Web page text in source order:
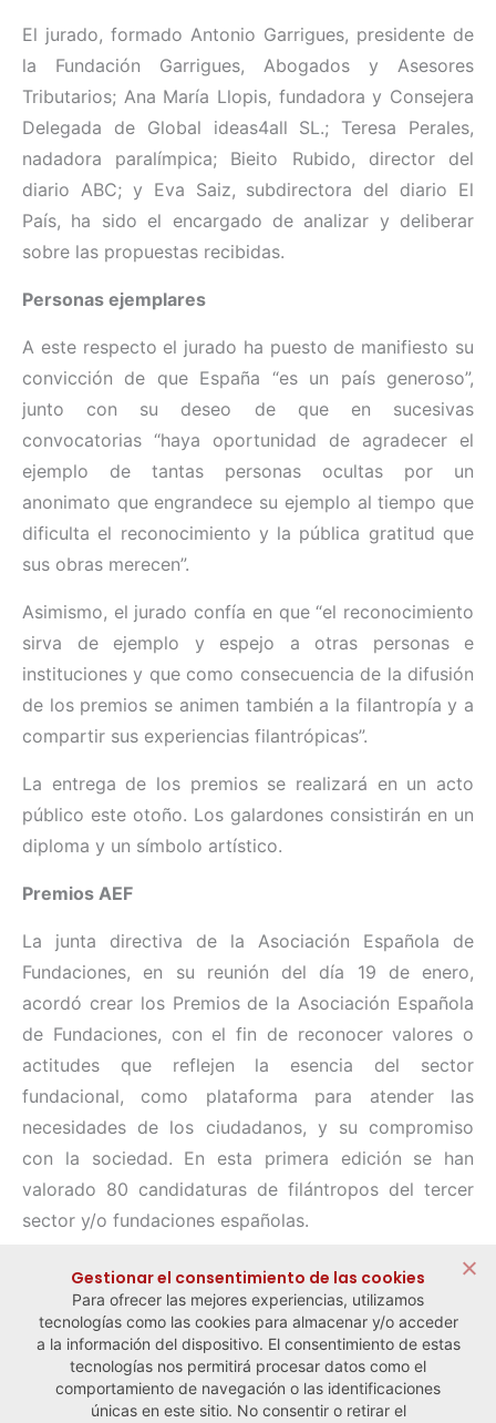
El jurado, formado Antonio Garrigues, presidente de
la Fundación Garrigues, Abogados y Asesores
Tributarios; Ana María Llopis, fundadora y Consejera
Delegada de Global ideas4all SL.; Teresa Perales,
nadadora paralímpica; Bieito Rubido, director del
diario ABC; y Eva Saiz, subdirectora del diario El
País, ha sido el encargado de analizar y deliberar
sobre las propuestas recibidas.
Personas ejemplares
A este respecto el jurado ha puesto de manifiesto su
convicción de que España “es un país generoso”,
junto con su deseo de que en sucesivas
convocatorias “haya oportunidad de agradecer el
ejemplo de tantas personas ocultas por un
anonimato que engrandece su ejemplo al tiempo que
dificulta el reconocimiento y la pública gratitud que
sus obras merecen”.
Asimismo, el jurado confía en que “el reconocimiento
sirva de ejemplo y espejo a otras personas e
instituciones y que como consecuencia de la difusión
de los premios se animen también a la filantropía y a
compartir sus experiencias filantrópicas”.
La entrega de los premios se realizará en un acto
público este otoño. Los galardones consistirán en un
diploma y un símbolo artístico.
Premios AEF
La junta directiva de la Asociación Española de
Fundaciones, en su reunión del día 19 de enero,
acordó crear los Premios de la Asociación Española
de Fundaciones, con el fin de reconocer valores o
actitudes que reflejen la esencia del sector
fundacional, como plataforma para atender las
necesidades de los ciudadanos, y su compromiso
con la sociedad. En esta primera edición se han
valorado 80 candidaturas de filántropos del tercer
sector y/o fundaciones españolas.
← Noticia anterior Noticia siguiente →
Gestionar el consentimiento de las cookies
Para ofrecer las mejores experiencias, utilizamos
tecnologías como las cookies para almacenar y/o acceder
a la información del dispositivo. El consentimiento de estas
tecnologías nos permitirá procesar datos como el
comportamiento de navegación o las identificaciones
únicas en este sitio. No consentir o retirar el